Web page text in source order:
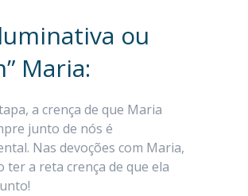
ou
Maria:
a crença de que Maria
junto de nós é
Nas devoções com Maria,
ter a reta crença de que ela